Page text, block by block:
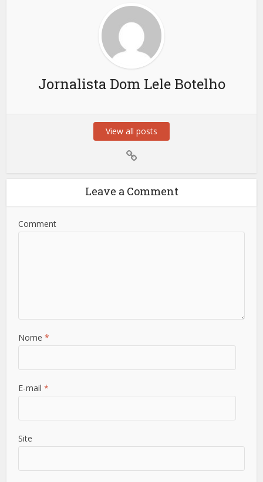
Jornalista Dom Lele Botelho
View all posts
Leave a Comment
Comment
Nome*
E-mail*
Site